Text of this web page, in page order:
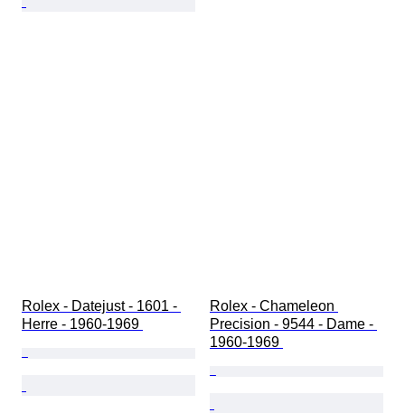
Rolex - Datejust - 1601 -
Herre - 1960-1969
Rolex - Chameleon
Precision - 9544 - Dame -
1960-1969